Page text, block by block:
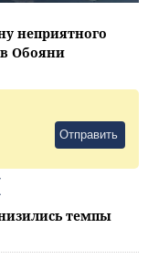
неприятного
Обояни
Отправить
темпы